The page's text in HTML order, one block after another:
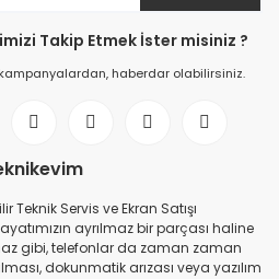
Takip Etmek İster misiniz ?
haberdar olabilirsiniz.
Teknik Servis ve Ekran Satışı
ayrılmaz bir parçası haline
gibi, telefonlar da zaman zaman
dokunmatik arızası veya yazılım